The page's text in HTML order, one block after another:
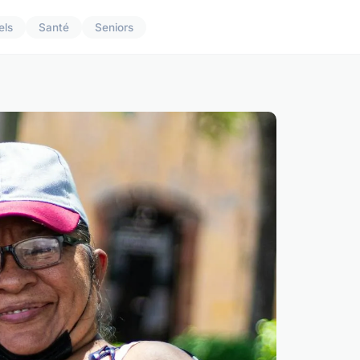
Santé Seniors